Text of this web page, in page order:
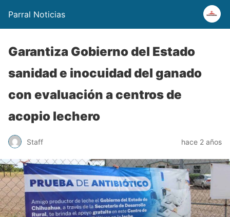
Parral Noticias
Garantiza Gobierno del Estado
sanidad e inocuidad del ganado
con evaluación a centros de
acopio lechero
Staff hace 2 años